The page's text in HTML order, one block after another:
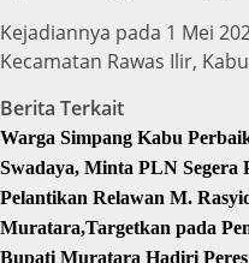
Kejadiannya pada 1 Mei
Kecamatan Rawas Ilir,
Berita Terkait
Warga Simpang Kabu
Swadaya, Minta PLN Segera
Pelantikan Relawan M.
Muratara,Targetkan pada
Bupati Muratara Hadiri